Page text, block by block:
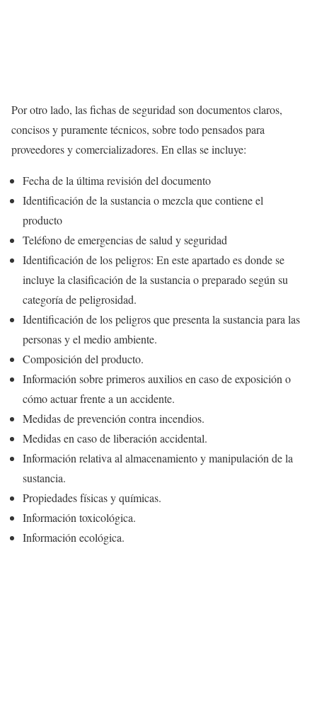
Por otro lado, las fichas de seguridad son documentos claros,
concisos y puramente técnicos, sobre todo pensados para
proveedores y comercializadores. En ellas se incluye:
Fecha de la última revisión del documento
Identificación de la sustancia o mezcla que contiene el
producto
Teléfono de emergencias de salud y seguridad
Identificación de los peligros: En este apartado es donde se
incluye la clasificación de la sustancia o preparado según su
categoría de peligrosidad.
Identificación de los peligros que presenta la sustancia para las
personas y el medio ambiente.
Composición del producto.
Información sobre primeros auxilios en caso de exposición o
cómo actuar frente a un accidente.
Medidas de prevención contra incendios.
Medidas en caso de liberación accidental.
Información relativa al almacenamiento y manipulación de la
sustancia.
Propiedades físicas y químicas.
Información toxicológica.
Información ecológica.